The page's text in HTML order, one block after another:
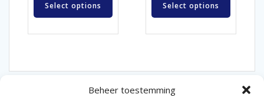
Beheer toestemming
Select options Select options